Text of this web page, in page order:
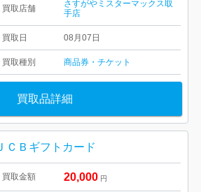
買取店舗
さすがやミスターマックス取
手店
買取日 08月07日
買取種別 商品券・チケット
買取品詳細
ＪＣＢギフトカード
買取金額 20,000 円